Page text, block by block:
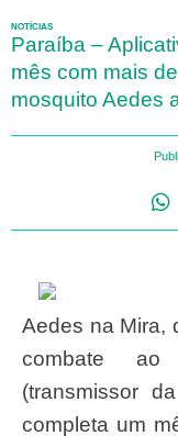
NOTÍCIAS
Paraíba –
mês com mais
mosquito Aedes
Aedes na Mira,
combate ao
(transmissor
completa um